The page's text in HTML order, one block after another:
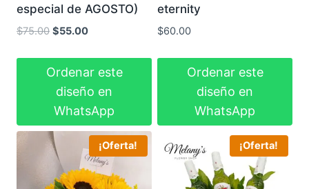
especial de AGOSTO)
$75.00 El
original
era:
$75.00.
$55.00El
actual
es:
$55.00.
Ordenar este
diseño en
WhatsApp
eternity
$60.00
Ordenar este
diseño en
WhatsApp
¡Oferta! ¡Oferta!